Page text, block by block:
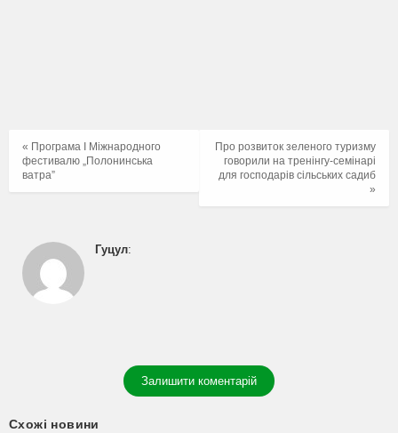
Про розвиток зеленого туризму
говорили на тренінгу-семінарі
для господарів сільських садиб
»
« Програма I Міжнародного
фестивалю „Полонинська
ватра”
Гуцул:
Залишити коментарій
Схожі новини